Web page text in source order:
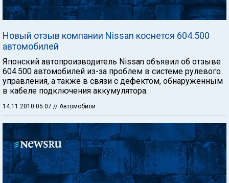
Новый отзыв компании Nissan коснется 604.500
автомобилей
Японский автопроизводитель Nissan объявил об отзыве
604.500 автомобилей из-за проблем в системе рулевого
управления, а также в связи с дефектом, обнаруженным
в кабеле подключения аккумулятора.
14.11.2010 05:07 // Автомобили